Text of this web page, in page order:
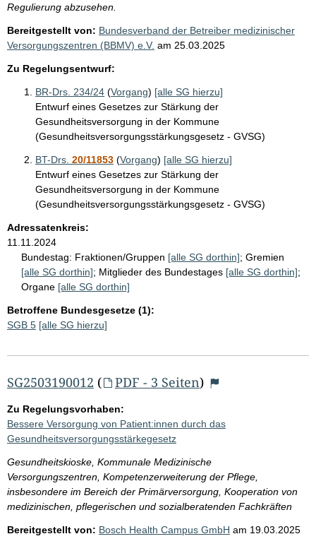
Regulierung abzusehen.
Bereitgestellt von: Bundesverband der Betreiber medizinischer
Versorgungszentren (BBMV) e.V. am 25.03.2025
Zu Regelungsentwurf:
BR-Drs. 234/24 (Vorgang) [alle SG hierzu]
Entwurf eines Gesetzes zur Stärkung der
Gesundheitsversorgung in der Kommune
(Gesundheitsversorgungsstärkungsgesetz - GVSG)
BT-Drs. 20/11853 (Vorgang) [alle SG hierzu]
Entwurf eines Gesetzes zur Stärkung der
Gesundheitsversorgung in der Kommune
(Gesundheitsversorgungsstärkungsgesetz - GVSG)
Adressatenkreis:
11.11.2024
Bundestag: Fraktionen/Gruppen [alle SG dorthin]; Gremien
[alle SG dorthin]; Mitglieder des Bundestages [alle SG dorthin];
Organe [alle SG dorthin]
Betroffene Bundesgesetze (1):
SGB 5 [alle SG hierzu]
SG2503190012 ( PDF - 3 Seiten)
Zu Regelungsvorhaben:
Bessere Versorgung von Patient:innen durch das
Gesundheitsversorgungsstärkegesetz
Gesundheitskioske, Kommunale Medizinische
Versorgungszentren, Kompetenzerweiterung der Pflege,
insbesondere im Bereich der Primärversorgung, Kooperation von
medizinischen, pflegerischen und sozialberatenden Fachkräften
Bereitgestellt von: Bosch Health Campus GmbH am 19.03.2025